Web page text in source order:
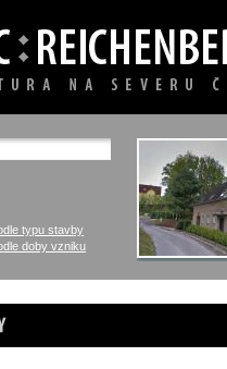
typu stavby
doby vzniku